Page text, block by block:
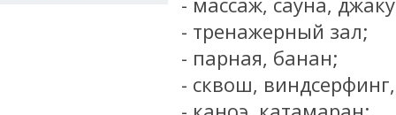
- тренажерный зал;
- парная, банан;
- сквош,